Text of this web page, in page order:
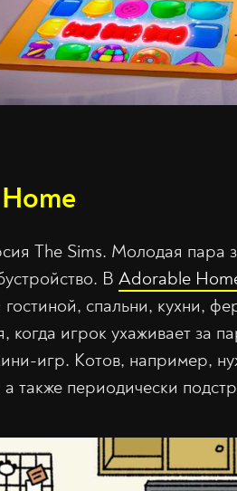
The Sims. Молодая пара
В Adorable
гостиной, спальни, кухни,
когда игрок ухаживает за
игр. Котов, например,
а также периодически